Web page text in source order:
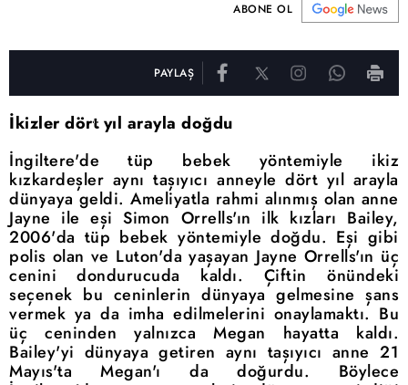
ABONE OL
PAYLAŞ
İkizler dört yıl arayla doğdu
İngiltere'de
tüp bebek yöntemiyle ikiz
kızkardeşler aynı taşıyıcı anneyle dört yıl arayla
dünyaya geldi. Ameliyatla rahmi alınmış olan anne
Jayne ile eşi Simon Orrells'ın ilk kızları Bailey,
2006'da tüp bebek yöntemiyle doğdu. Eşi gibi
polis olan ve Luton'da yaşayan Jayne Orrells'ın üç
cenini dondurucuda kaldı. Çiftin önündeki
seçenek bu ceninlerin dünyaya gelmesine şans
vermek ya da imha edilmelerini onaylamaktı. Bu
üç ceninden yalnızca Megan hayatta kaldı.
Bailey'yi dünyaya getiren aynı taşıyıcı anne 21
Mayıs'ta Megan'ı da doğurdu. Böylece